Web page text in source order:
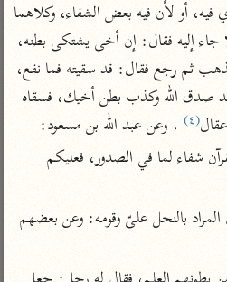
اشترك
عن الباحث القرآني
(٤)
. وعن عبد الله بن مسعود: